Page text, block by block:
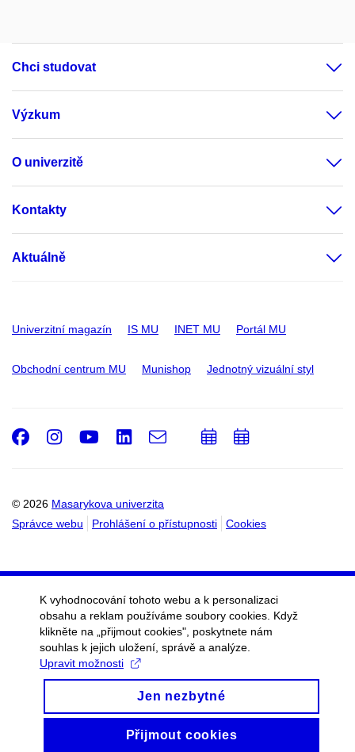
Chci studovat
Výzkum
O univerzitě
Kontakty
Aktuálně
Univerzitní magazín IS MU INET MU Portál MU
Obchodní centrum MU Munishop Jednotný vizuální styl
© 2026 Masarykova univerzita
Správce webu
Prohlášení o přístupnosti Cookies
Facebook
Instagram
Youtube
LinkedIn
e-
PřidatPřidat
K vyhodnocování tohoto webu a k personalizaci
obsahu a reklam používáme soubory cookies. Když
klikněte na „přijmout cookies", poskytnete nám
souhlas k jejich uložení, správě a analýze.
Upravit možnosti
Jen nezbytné
Přijmout cookies